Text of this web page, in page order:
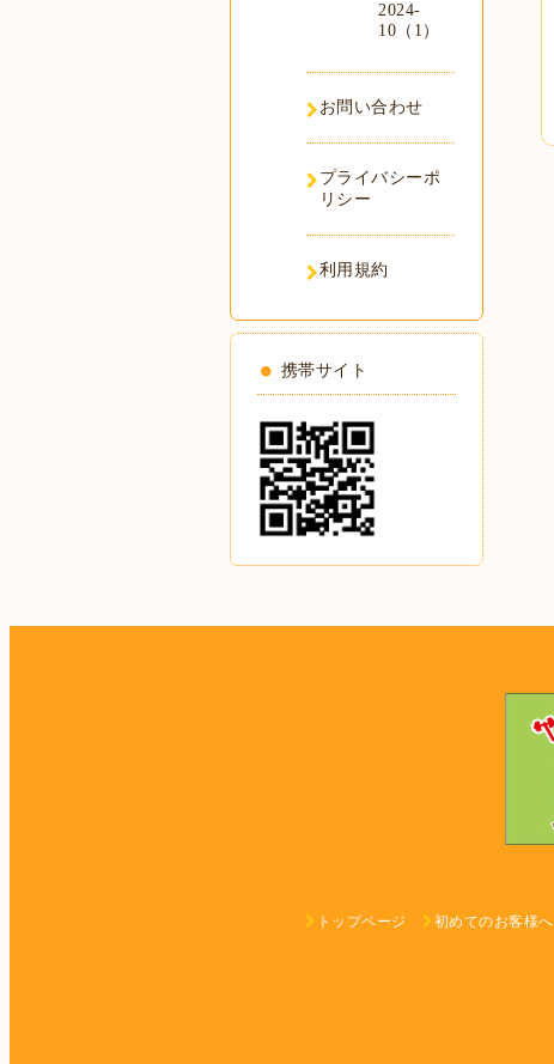
2024-
10（1）
お問い合わせ
プライバシーポ
リシー
利用規約
携帯サイト
トップページ 初めてのお客様へ